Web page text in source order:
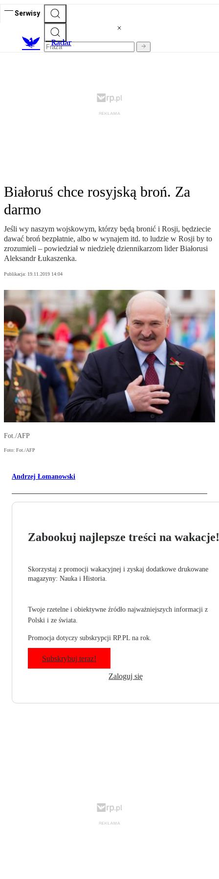
Serwisy
Radar
Białoruś chce rosyjską broń. Za
darmo
Jeśli wy naszym wojskowym, którzy będą bronić i Rosji, będziecie
dawać broń bezpłatnie, albo w wynajem itd. to ludzie w Rosji by to
zrozumieli – powiedział w niedzielę dziennikarzom lider Białorusi
Aleksandr Łukaszenka.
Publikacja: 19.11.2019 14:04
Fot./AFP
Foto: Fot./AFP
Andrzej Łomanowski
Zabookuj najlepsze treści na wakacje!
Skorzystaj z promocji wakacyjnej i zyskaj dodatkowe drukowane
magazyny: Nauka i Historia.
Twoje rzetelne i obiektywne źródło najważniejszych informacji z
Polski i ze świata.
Promocja dotyczy subskrypcji RP.PL na rok.
Subskrybuj teraz!
Zaloguj się